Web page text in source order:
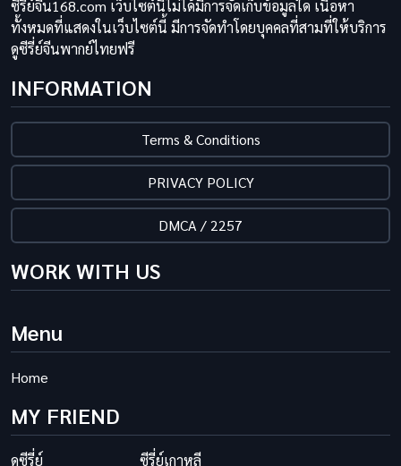
ซีรี่ย์จีน168.com เว็บไซต์นี้ไม่ได้มีการจัดเก็บข้อมูลใด เนื้อหา
ทั้งหมดที่แสดงในเว็บไซต์นี้ มีการจัดทำโดยบุคคลที่สามที่ให้บริการ
ดูซีรี่ย์จีนพากย์ไทยฟรี
INFORMATION
Terms & Conditions
PRIVACY POLICY
DMCA / 2257
WORK WITH US
Menu
Home
MY FRIEND
ดูซีรี่ย์ ซีรี่ย์เกาหลี